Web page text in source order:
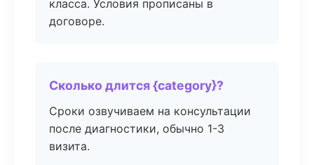
класса. Условия прописаны в
договоре.
Сколько длится {category}?
Сроки озвучиваем на консультации
после диагностики, обычно 1-3
визита.